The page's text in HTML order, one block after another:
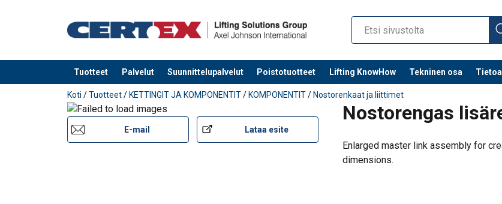
Tuotteet Palvelut Suunnittelupalvelut Poistotuotteet Lifting KnowHow Tekninen osa
Tuote lisätty tarjouspyyntöön
Koti /Tuotteet/ KETTINGIT JA KOMPONENTIT/ KOMPONENTIT/ Nostorenkaat ja liittimet
Nostorengas
E-mail Lataa esite
Enlarged master link assembly for
dimensions.